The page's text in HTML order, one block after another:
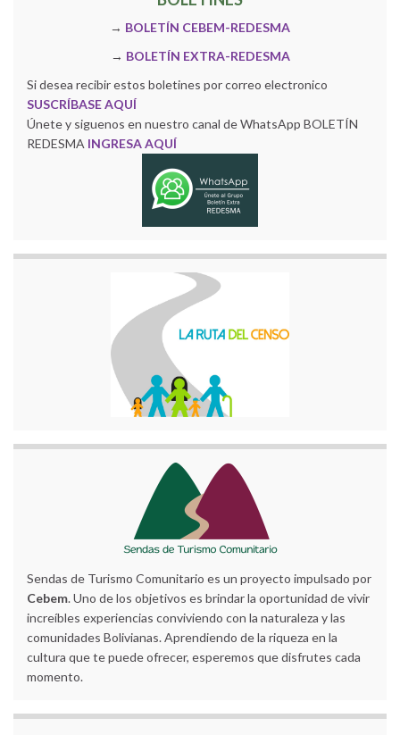
→ BOLETÍN CEBEM-REDESMA
→ BOLETÍN EXTRA-REDESMA
Si desea recibir estos boletines por correo electronico
SUSCRÍBASE AQUÍ
Únete y siguenos en nuestro canal de WhatsApp BOLETÍN
REDESMA INGRESA AQUÍ
Sendas de Turismo Comunitario es un proyecto impulsado por
Cebem. Uno de los objetivos es brindar la oportunidad de vivir
increíbles experiencias conviviendo con la naturaleza y las
comunidades Bolivianas. Aprendiendo de la riqueza en la
cultura que te puede ofrecer, esperemos que disfrutes cada
momento.